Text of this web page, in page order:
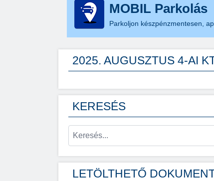
MOBIL Parkolás
Parkoljon készpénzmentesen,
2025. AUGUSZTUS 4-AI
KERESÉS
LETÖLTHETŐ